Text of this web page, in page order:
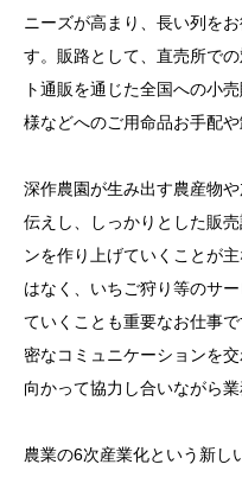
ニーズが高まり、長い列を
す。販路として、直売所で
ト通販を通じた全国への小
様などへのご用命品お手配
深作農園が生み出す農産物
伝えし、しっかりとした販
ンを作り上げていくことが
はなく、いちご狩り等のサ
ていくことも重要なお仕事
密なコミュニケーションを
向かって協力し合いながら業
農業の6次産業化という新し